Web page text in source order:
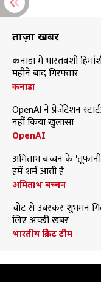
ताज़ा खबरें
कनाडा में भारतवंशी
महीने बाद गिरफ्तार
कनाडा
OpenAI ने प्रेजेंटेशन
नहीं किया खुलासा
OpenAI
अमिताभ बच्चन के
हमें शर्म आती है
अमिताभ बच्चन
चोट से उबरकर शुभमन
लिए अच्छी खबर
भारतीय क्रिकेट टीम